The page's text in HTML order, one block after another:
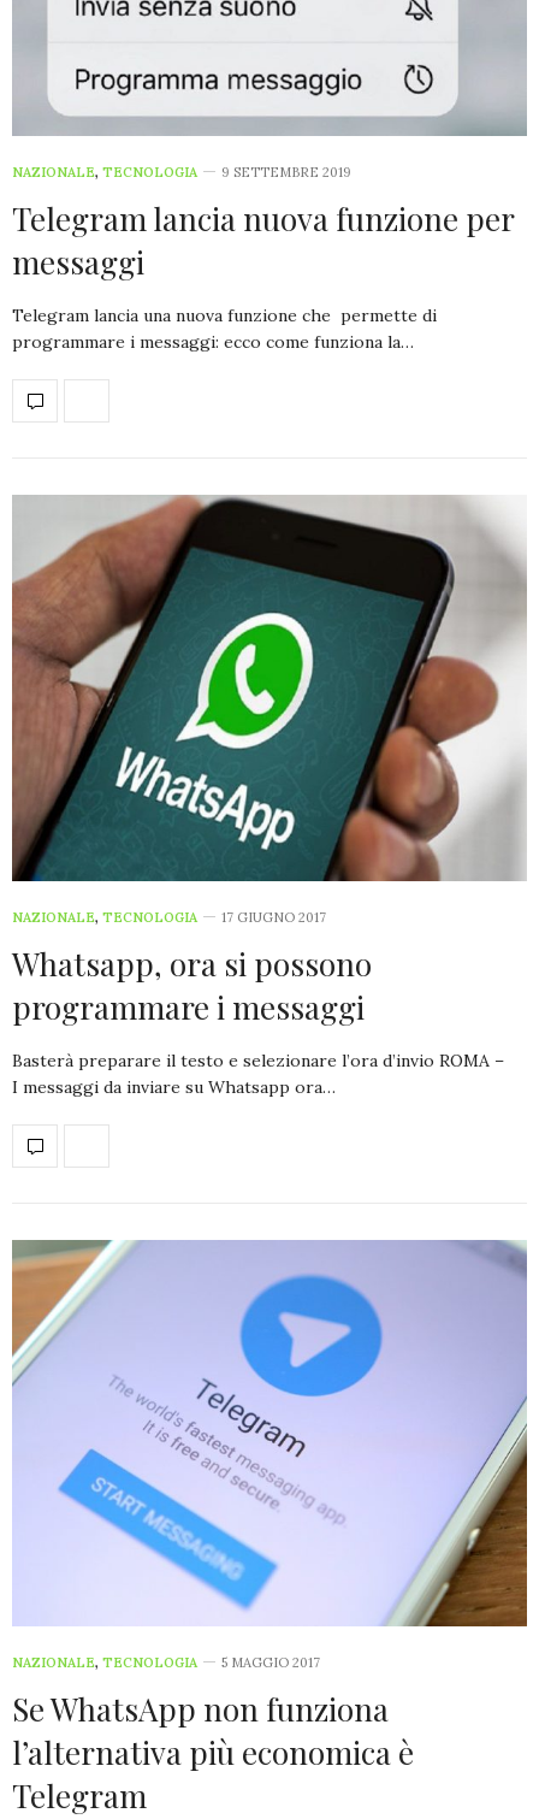
NAZIONALE, TECNOLOGIA 9 SETTEMBRE 2019
Telegram lancia nuova funzione per
messaggi
Telegram lancia una nuova funzione che permette di
programmare i messaggi: ecco come funziona la…
NAZIONALE, TECNOLOGIA 17 GIUGNO 2017
Whatsapp, ora si possono
programmare i messaggi
Basterà preparare il testo e selezionare l’ora d’invio ROMA –
I messaggi da inviare su Whatsapp ora…
NAZIONALE, TECNOLOGIA 5 MAGGIO 2017
Se WhatsApp non funziona
l’alternativa più economica è
Telegram